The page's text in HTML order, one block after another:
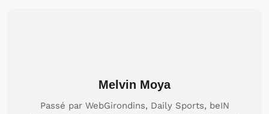
Melvin Moya
Passé par WebGirondins, Daily Sports, beIN